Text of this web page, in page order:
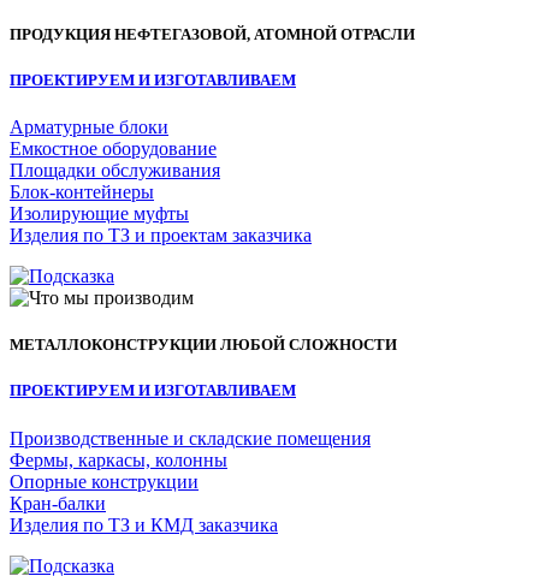
ПРОДУКЦИЯ НЕФТЕГАЗОВОЙ, АТОМНОЙ ОТРАСЛИ
ПРОЕКТИРУЕМ И ИЗГОТАВЛИВАЕМ
Арматурные блоки
Емкостное оборудование
Площадки обслуживания
Блок-контейнеры
Изолирующие муфты
Изделия по ТЗ и проектам заказчика
МЕТАЛЛОКОНСТРУКЦИИ ЛЮБОЙ СЛОЖНОСТИ
ПРОЕКТИРУЕМ И ИЗГОТАВЛИВАЕМ
Производственные и складские помещения
Фермы, каркасы, колонны
Опорные конструкции
Кран-балки
Изделия по ТЗ и КМД заказчика